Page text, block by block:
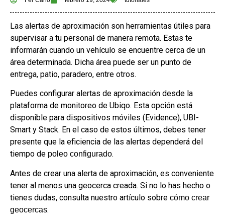
Las alertas de aproximación son herramientas útiles para
supervisar a tu personal de manera remota. Estas te
informarán cuando un vehículo se encuentre cerca de un
área determinada. Dicha área puede ser un punto de
entrega, patio, paradero, entre otros.
Puedes configurar alertas de aproximación desde la
plataforma de monitoreo de Ubiqo. Esta opción está
disponible para dispositivos móviles (Evidence), UBI-
Smart y Stack. En el caso de estos últimos, debes tener
presente que la eficiencia de las alertas dependerá del
tiempo de poleo configurado.
Antes de crear una alerta de aproximación, es conveniente
tener al menos una geocerca creada. Si no lo has hecho o
tienes dudas, consulta nuestro artículo sobre cómo crear
geocercas.